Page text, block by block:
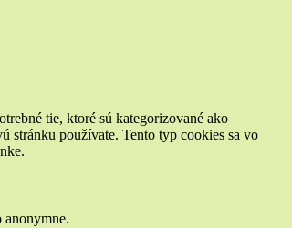
tie, ktoré sú kategorizované ako
stránku používate. Tento typ cookies sa vo
anonymne.